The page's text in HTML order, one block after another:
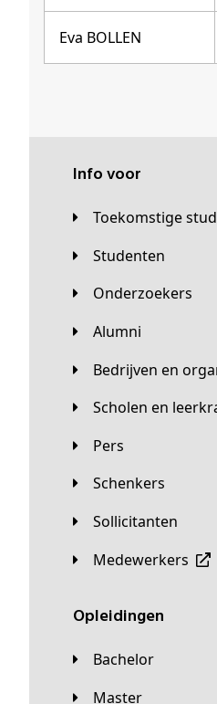
Eva BOLLEN
Info voor
Toekomstige
Studenten
Onderzoekers
Alumni
Bedrijven en
Scholen en
Pers
Schenkers
Sollicitanten
Medewerkers
Opleidingen
Bachelor
Master